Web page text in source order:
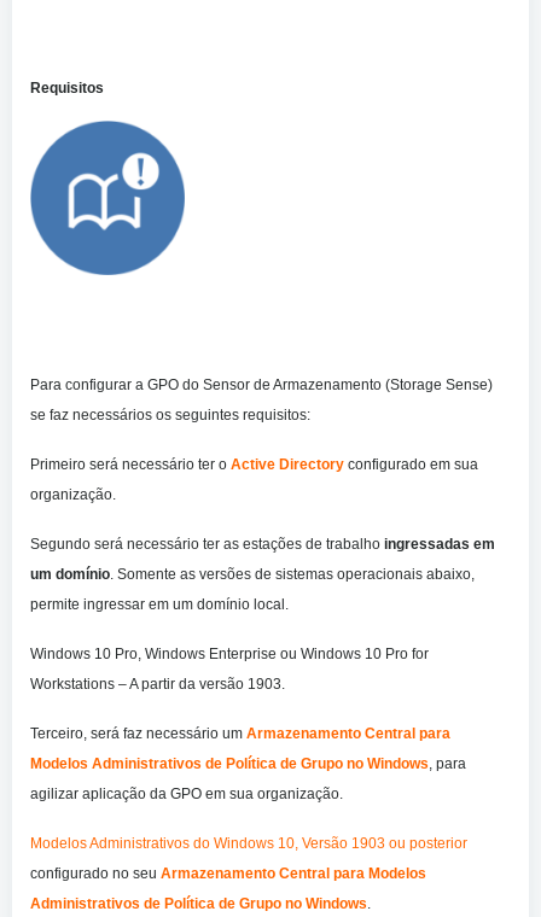
Requisitos
Para configurar a GPO do Sensor de Armazenamento (Storage Sense)
se faz necessários os seguintes requisitos:
Primeiro será necessário ter o Active Directory configurado em sua
organização.
Segundo será necessário ter as estações de trabalho ingressadas em
um domínio. Somente as versões de sistemas operacionais abaixo,
permite ingressar em um domínio local.
Windows 10 Pro, Windows Enterprise ou Windows 10 Pro for
Workstations – A partir da versão 1903.
Terceiro, será faz necessário um Armazenamento Central para
Modelos Administrativos de Política de Grupo no Windows, para
agilizar aplicação da GPO em sua organização.
Modelos Administrativos do Windows 10, Versão 1903 ou posterior
configurado no seu Armazenamento Central para Modelos
Administrativos de Política de Grupo no Windows.